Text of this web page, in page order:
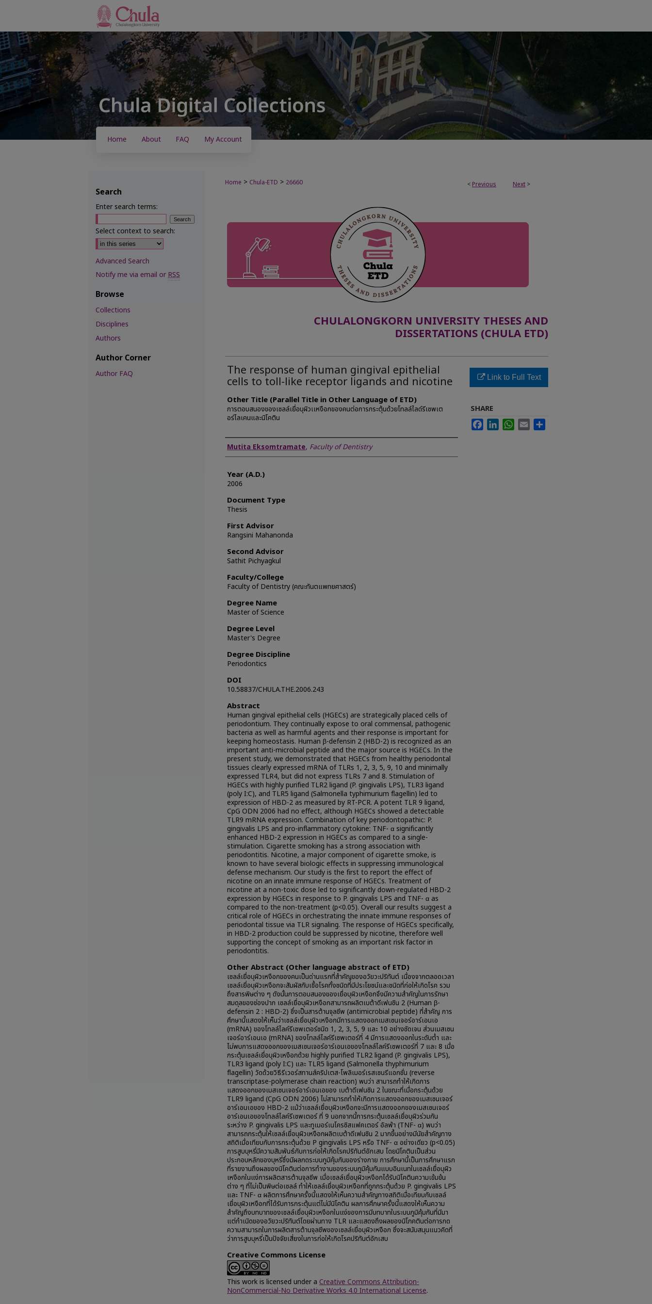
Home About FAQ My Account
< Previous Next >
Home > Chula-ETD > 26660
CHULALONGKORN UNIVERSITY THESES AND
DISSERTATIONS (CHULA ETD)
The response of human gingival epithelial
cells to toll-like receptor ligands and nicotine
Other Title (Parallel Title in Other Language of ETD)
การตอบสนองของเซลล์เยื่อบุผิวเเหงือกของคนต่อการกระตุ้นด้วยโทลล์ไลด์รีเซพเต
อร์ไลเคนและนิโคติน
Author
Mutita Eksomtramate, Faculty of Dentistry
Year (A.D.)
2006
Document Type
Thesis
First Advisor
Rangsini Mahanonda
Second Advisor
Sathit Pichyagkul
Faculty/College
Faculty of Dentistry (คณะทันตแพทยศาสตร์)
Degree Name
Master of Science
Degree Level
Master's Degree
Degree Discipline
Periodontics
DOI
10.58837/CHULA.THE.2006.243
Abstract
Human gingival epithelial cells (HGECs) are strategically placed cells of
periodontium. They continually expose to oral commensal, pathogenic
bacteria as well as harmful agents and their response is important for
keeping homeostasis. Human β-defensin 2 (HBD-2) is recognized as an
important anti-microbial peptide and the major source is HGECs. In the
present study, we demonstrated that HGECs from healthy periodontal
tissues clearly expressed mRNA of TLRs 1, 2, 3, 5, 9, 10 and minimally
expressed TLR4, but did not express TLRs 7 and 8. Stimulation of
HGECs with highly purified TLR2 ligand (P. gingivalis LPS), TLR3 ligand
(poly I:C), and TLR5 ligand (Salmonella typhimurium flagellin) led to
expression of HBD-2 as measured by RT-PCR. A potent TLR 9 ligand,
CpG ODN 2006 had no effect, although HGECs showed a detectable
TLR9 mRNA expression. Combination of key periodontopathic: P.
gingivalis LPS and pro-inflammatory cytokine: TNF- α significantly
enhanced HBD-2 expression in HGECs as compared to a single-
stimulation. Cigarette smoking has a strong association with
periodontitis. Nicotine, a major component of cigarette smoke, is
known to have several biologic effects in suppressing immunological
defense mechanism. Our study is the first to report the effect of
nicotine on an innate immune response of HGECs. Treatment of
nicotine at a non-toxic dose led to significantly down-regulated HBD-2
expression by HGECs in response to P. gingivalis LPS and TNF- α as
compared to the non-treatment (p<0.05). Overall our results suggest a
critical role of HGECs in orchestrating the innate immune responses of
periodontal tissue via TLR signaling. The response of HGECs specifically,
in HBD-2 production could be suppressed by nicotine, therefore well
supporting the concept of smoking as an important risk factor in
periodontitis.
Other Abstract (Other language abstract of ETD)
เซลล์เยื่อบุผิวเหงือกของคนเป็นด่านแรกที่สำคัญของอวัยวะปริทันต์ เนื่องจากตลอดเวลา
เซลล์เยื่อบุผิวเหงือกจะสัมผัสกับเชื้อโรคทั้งชนิดที่มีประโยชน์และชนิดที่ก่อให้เกิดโรค รวม
ถึงสารพิษต่าง ๆ ดังนั้นการตอบสนองของเยื่อบุผิวเหงือกจึงมีความสำคัญในการรักษา
สมดุลของช่องปาก เซลล์เยื่อบุผิวเหงือกสามารถผลิตเบต้าดีเฟนซิน 2 (Human β-
defensin 2 : HBD-2) ซึ่งเป็นสารต้านจุลชีพ (antimicrobial peptide) ที่สำคัญ การ
ศึกษานี้แสดงให้เห็นว่าเซลล์เยื่อบุผิวเหงือกมีการแสดงออกเมสเซนเจอร์อาร์เอนเอ
(mRNA) ของโทลล์ไลค์รีเซพเตอร์ชนิด 1, 2, 3, 5, 9 และ 10 อย่างชัดเจน ส่วนเมสเซน
เจอร์อาร์เอนเอ (mRNA) ของโทลล์ไลค์รีเซพเตอร์ที่ 4 มีการแสดงออกในระดับต่ำ และ
ไม่พบการแสดงออกของเมสเซนเจอร์อาร์เอนเอของโทลล์ไลค์รีเซพเตอร์ที่ 7 และ 8 เมื่อ
กระตุ้นเซลล์เยื่อบุผิวเหงือกด้วย highly purified TLR2 ligand (P. gingivalis LPS),
TLR3 ligand (poly I:C) และ TLR5 ligand (Salmonella thyphimurium
flagellin) วัดด้วยวิธีรีเวอร์สทานส์คริปเตส-โพลิเมอร์เรสเซนรีแอกชั่น (reverse
transcriptase-polymerase chain reaction) พบว่า สามารถทำให้เกิดการ
แสดงออกของเมสเซนเจอร์อาร์เอนเอของ เบต้าดีเฟนซิน 2 ในขณะที่เมื่อกระตุ้นด้วย
TLR9 ligand (CpG ODN 2006) ไม่สามารถทำให้เกิดการแสดงออกของเมสเซนเจอร์
อาร์เอนเอของ HBD-2 แม้ว่าเซลล์เยื่อบุผิวเหงือกจะมีการแสดงออกของเมสเซนเจอร์
อาร์เอนเอของโทลล์ไลค์รีเซพเตอร์ ที่ 9 นอกจากนี้การกระตุ้นเซลล์เยื่อบุผิวร่วมกัน
ระหว่าง P. gingivalis LPS และทูเมอร์เนโครซิสแฟคเตอร์ อัลฟ่า (TNF- α) พบว่า
สามารถกระตุ้นให้เซลล์เยื่อบุผิวเหงือกผลิตเบต้าดีเฟนซิน 2 มากขึ้นอย่างมีนัยสำคัญทาง
สถิติเมื่อเทียบกับการกระตุ้นด้วย P gingivalis LPS หรือ TNF- α อย่างเดียว (p<0.05)
การสูบบุหรี่มีความสัมพันธ์กับการก่อให้เกิดโรคปริทันต์อักเสบ โดยนิโคตินเป็นส่วน
ประกอบหลักของบุหรี่ซึ่งมีผลกดระบบภูมิคุ้มกันของร่างกาย การศึกษานี้เป็นการศึกษาแรก
ที่รายงานถึงผลของนิโคตินต่อการทำงานของระบบภูมิคุ้มกันแบบอินเนทในเซลล์เยื่อบุผิว
เหงือกในแง่การผลิตสารต้านจุลชีพ เมื่อเซลล์เยื่อบุผิวเหงือกได้รับนิโคตินความเข้มข้น
ต่าง ๆ ที่ไม่เป็นพิษต่อเซลล์ ทำให้เซลล์เยื่อบุผิวเหงือกที่ถูกกระตุ้นด้วย P. gingivalis LPS
และ TNF- α ผลิตการศึกษาครั้งนี้แสดงให้เห็นความสำคัญทางสถิติเมื่อเทียบกับเซลล์
เยื่อบุผิวเหงือกที่ได้รับการกระตุ้นแต่ไม่มีนิโคติน ผลการศึกษาครั้งนี้แสดงให้เห็นความ
สำคัญถึงบทบาทของเซลล์เยื่อบุผิวเหงือกในแง่ของการมีบทบาทในระบบภูมิคุ้มกันที่มีมา
แต่กำเนิดของอวัยวะปริทันต์โดยผ่านทาง TLR และแสดงถึงผลของนิโภคตินต่อการกด
ความสามารถในการผลิตสารต้านจุลชีพของเซลล์เยื่อบุผิวเหงือก ซึ่งจะสนับสนุนแนวคิดที่
ว่าการสูบบุหรี่เป็นปัจจัยเสี่ยงในการก่อให้เกิดโรคปริทันต์อักเสบ
Creative Commons License
This work is licensed under a Creative Commons Attribution-
NonCommercial-No Derivative Works 4.0 International License.
Link to Full Text
SHARE
FacebookLinkedInWhatsApp
Email
Search
Enter search terms:
Select context to search:
Advanced Search
Notify me via email orRSS
Browse
Collections
Disciplines
Authors
Author Corner
Author FAQ